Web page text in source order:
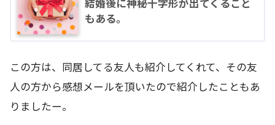
もある。
この方は、同居してる友人も紹介してくれて、その友
人の方から感想メールを頂いたので紹介したこともあ
りましたー。